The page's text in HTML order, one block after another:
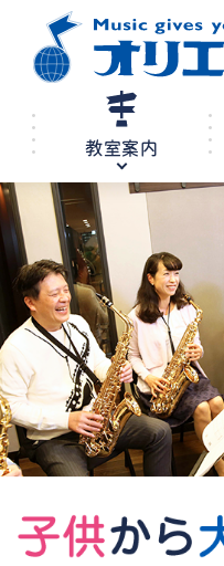
教室案内